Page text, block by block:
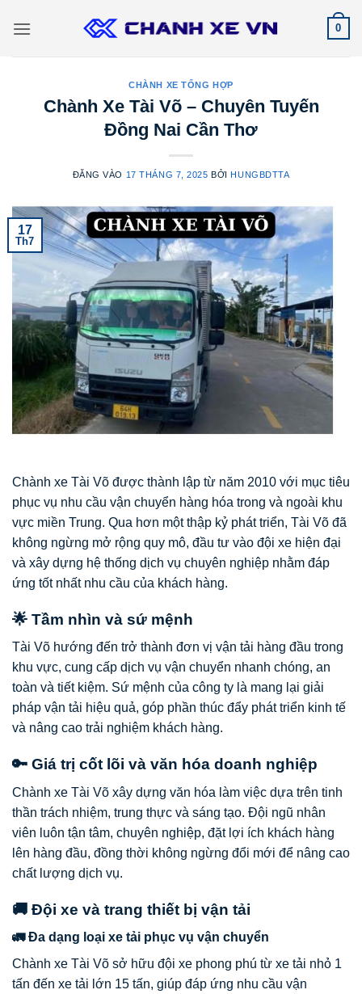
qua
0
CHÀNH XE TỔNG HỢP
Chành Xe Tài Võ – Chuyên Tuyến
Đồng Nai Cần Thơ
ĐĂNG VÀO 17 THÁNG 7, 2025 BỞIHUNGBDTTA
17
Th7
Chành xe Tài Võ được thành lập từ năm 2010 với mục tiêu
phục vụ nhu cầu vận chuyển hàng hóa trong và ngoài khu
vực miền Trung. Qua hơn một thập kỷ phát triển, Tài Võ đã
không ngừng mở rộng quy mô, đầu tư vào đội xe hiện đại
và xây dựng hệ thống dịch vụ chuyên nghiệp nhằm đáp
ứng tốt nhất nhu cầu của khách hàng.
🌟 Tầm nhìn và sứ mệnh
Tài Võ hướng đến trở thành đơn vị vận tải hàng đầu trong
khu vực, cung cấp dịch vụ vận chuyển nhanh chóng, an
toàn và tiết kiệm. Sứ mệnh của công ty là mang lại giải
pháp vận tải hiệu quả, góp phần thúc đẩy phát triển kinh tế
và nâng cao trải nghiệm khách hàng.
🔑 Giá trị cốt lõi và văn hóa doanh nghiệp
Chành xe Tài Võ xây dựng văn hóa làm việc dựa trên tinh
thần trách nhiệm, trung thực và sáng tạo. Đội ngũ nhân
viên luôn tận tâm, chuyên nghiệp, đặt lợi ích khách hàng
lên hàng đầu, đồng thời không ngừng đổi mới để nâng cao
chất lượng dịch vụ.
🚚 Đội xe và trang thiết bị vận tải
🚛 Đa dạng loại xe tải phục vụ vận chuyển
Chành xe Tài Võ sở hữu đội xe phong phú từ xe tải nhỏ 1
tấn đến xe tải lớn 15 tấn, giúp đáp ứng nhu cầu vận